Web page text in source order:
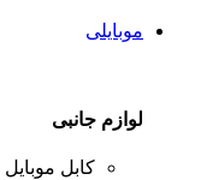
موبایلی
لوازم جانبی
کابل موبایل